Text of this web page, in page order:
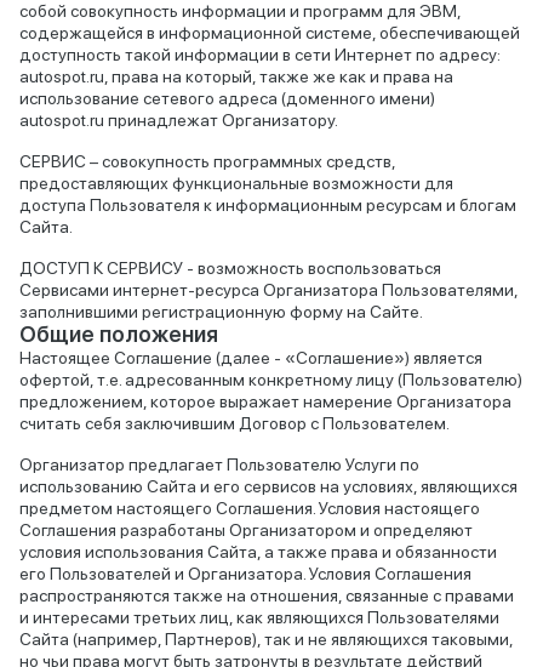
собой совокупность информации и программ для ЭВМ,
содержащейся в информационной системе, обеспечивающей
доступность такой информации в сети Интернет по адресу:
autospot.ru, права на который, также же как и права на
использование сетевого адреса (доменного имени)
autospot.ru принадлежат Организатору.
СЕРВИС – совокупность программных средств,
предоставляющих функциональные возможности для
доступа Пользователя к информационным ресурсам и блогам
Сайта.
ДОСТУП К СЕРВИСУ - возможность воспользоваться
Сервисами интернет-ресурса Организатора Пользователями,
заполнившими регистрационную форму на Сайте.
Общие положения
Настоящее Соглашение (далее - «Соглашение») является
офертой, т.е. адресованным конкретному лицу (Пользователю)
предложением, которое выражает намерение Организатора
считать себя заключившим Договор с Пользователем.
Организатор предлагает Пользователю Услуги по
использованию Сайта и его сервисов на условиях, являющихся
предметом настоящего Соглашения. Условия настоящего
Соглашения разработаны Организатором и определяют
условия использования Сайта, а также права и обязанности
его Пользователей и Организатора. Условия Соглашения
распространяются также на отношения, связанные с правами
и интересами третьих лиц, как являющихся Пользователями
Сайта (например, Партнеров), так и не являющихся таковыми,
но чьи права могут быть затронуты в результате действий